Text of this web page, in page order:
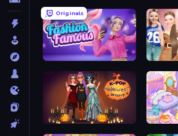
Originals
Fashion Famous Fashion
K-Pop Halloween Dress Up Fairy